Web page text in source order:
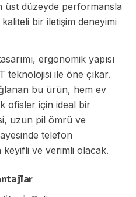
üst düzeyde performansla
bir iletişim deneyimi
ergonomik yapısı
teknolojisi ile öne çıkar.
bu ürün, hem ev
ofisler için ideal bir
uzun pil ömrü ve
telefon
keyifli ve verimli olacak.